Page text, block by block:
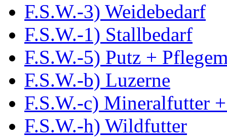
F.S.W.-3) Weidebedarf
F.S.W.-1) Stallbedarf
F.S.W.-5) Putz +
F.S.W.-b) Luzerne
F.S.W.-c) Mineralfutter
F.S.W.-h) Wildfutter